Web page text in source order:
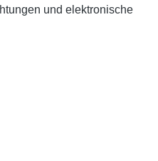
und elektronische